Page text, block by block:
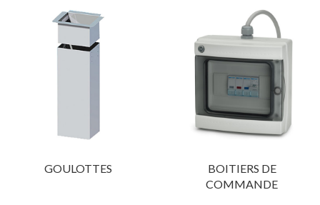
Crédit | Leasing | LOA
Nous vous proposons de vous accompagner pour le
financement, le crédit bail (leasing) et la location
Pour bénéficier de cet accompagnement et en
par téléphone au 06 25 35 76 48.
GOULOTTES
BOITIERS DE
COMMANDE